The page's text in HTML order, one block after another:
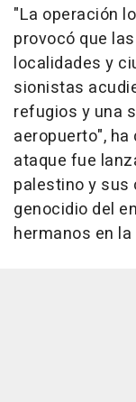
"La operación
provocó que
localidades y
sionistas
refugios y una
aeropuerto",
ataque fue
palestino y sus
genocidio del
hermanos en